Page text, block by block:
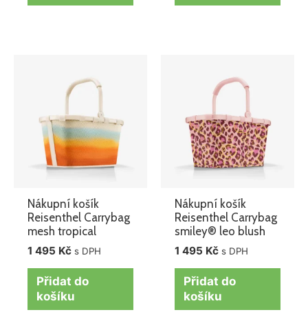
Nákupní košík
Reisenthel Carrybag
mesh tropical
1 495 Kč s DPH
Přidat do
košíku
Nákupní košík
Reisenthel Carrybag
smiley® leo blush
1 495 Kč s DPH
Přidat do
košíku